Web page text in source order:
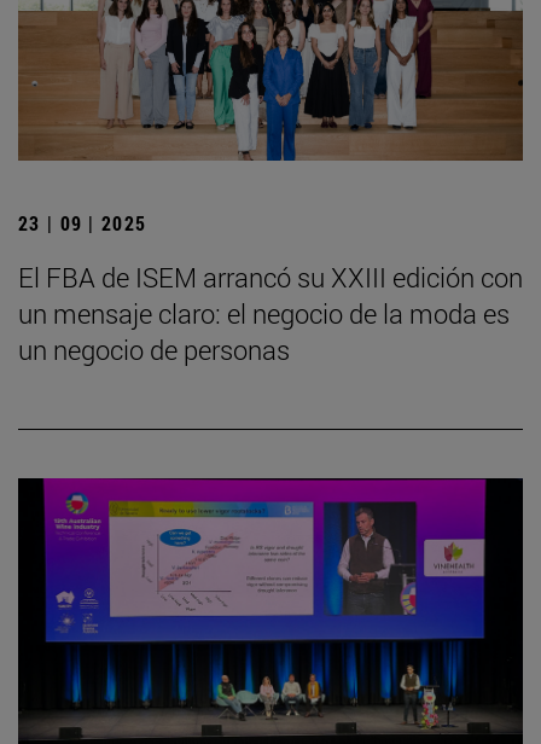
23 | 09 | 2025
El FBA de ISEM arrancó su XXIII edición con
un mensaje claro: el negocio de la moda es
un negocio de personas